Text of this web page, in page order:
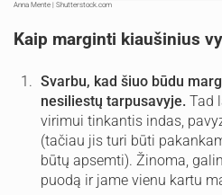
Anna Mente | Shutterstock.com
Kaip marginti kiaušinius
Svarbu, kad šiuo būdu
nesiliestų tarpusavyje.
virimui tinkantis indas,
(tačiau jis turi būti
būtų apsemti). Žinoma,
puodą ir jame vienu kartu